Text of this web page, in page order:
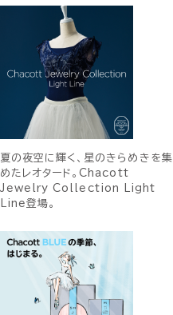
夏の夜空に輝く、星のきらめきを集
めたレオタード。Chacott
Jewelry Collection Light
Line登場。